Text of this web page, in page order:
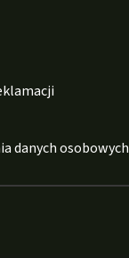
danych osobowych